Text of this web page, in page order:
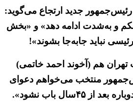
جدید ارتجاع می‌گوید:
و به‌شدت ادامه دهد» و «بخش
نباید جابه‌جا بشوند»!
تهران هم (آخوند احمد خاتمی)
منتخب می‌خواهم دعوای
باب نشود».